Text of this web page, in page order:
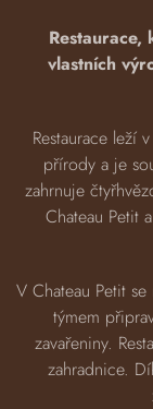
Restaurace,
vlastních
Restaurace leží
přírody a je
zahrnuje
Chateau Petit
V Chateau Petit
týmem
zavařeniny.
zahradnice.